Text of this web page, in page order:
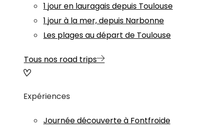
1 jour en lauragais depuis Toulouse
1 jour à la mer, depuis Narbonne
Les plages au départ de Toulouse
Tous nos road trips
Expériences
Journée découverte à Fontfroide